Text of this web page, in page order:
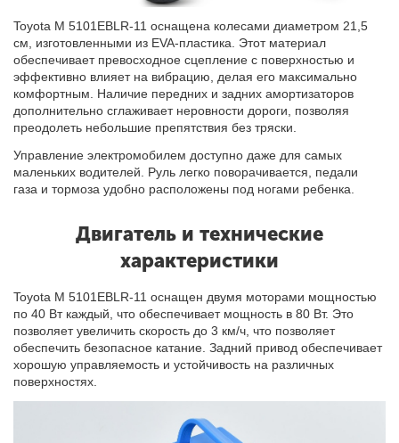
Toyota M 5101EBLR-11 оснащена колесами диаметром 21,5
см, изготовленными из EVA-пластика. Этот материал
обеспечивает превосходное сцепление с поверхностью и
эффективно влияет на вибрацию, делая его максимально
комфортным. Наличие передних и задних амортизаторов
дополнительно сглаживает неровности дороги, позволяя
преодолеть небольшие препятствия без тряски.
Управление электромобилем доступно даже для самых
маленьких водителей. Руль легко поворачивается, педали
газа и тормоза удобно расположены под ногами ребенка.
Двигатель и технические
характеристики
Toyota M 5101EBLR-11 оснащен двумя моторами мощностью
по 40 Вт каждый, что обеспечивает мощность в 80 Вт. Это
позволяет увеличить скорость до 3 км/ч, что позволяет
обеспечить безопасное катание. Задний привод обеспечивает
хорошую управляемость и устойчивость на различных
поверхностях.